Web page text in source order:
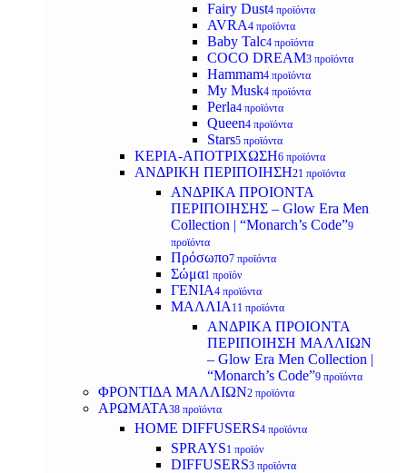
Fairy Dust4 προϊόντα
AVRA4 προϊόντα
Baby Talc4 προϊόντα
COCO DREAM3 προϊόντα
Hammam4 προϊόντα
My Musk4 προϊόντα
Perla4 προϊόντα
Queen4 προϊόντα
Stars5 προϊόντα
ΚΕΡΙΑ-ΑΠΟΤΡΙΧΩΣΗ6 προϊόντα
ΑΝΔΡΙΚΗ ΠΕΡΙΠΟΙΗΣΗ21 προϊόντα
ΑΝΔΡΙΚΑ ΠΡΟΙΟΝΤΑ
ΠΕΡΙΠΟΙΗΣΗΣ – Glow Era Men
Collection | “Monarch’s Code”9
προϊόντα
Πρόσωπο7 προϊόντα
Σώμα1 προϊόν
ΓΕΝΙΑ4 προϊόντα
ΜΑΛΛΙΑ 11 προϊόντα
ΑΝΔΡΙΚΑ ΠΡΟΙΟΝΤΑ
ΠΕΡΙΠΟΙΗΣΗ ΜΑΛΛΙΩΝ
– Glow Era Men Collection |
“Monarch’s Code”9 προϊόντα
ΦΡΟΝΤΙΔΑ ΜΑΛΛΙΩΝ2 προϊόντα
ΑΡΩΜΑΤΑ38 προϊόντα
HOME DIFFUSERS4 προϊόντα
SPRAYS1 προϊόν
DIFFUSERS3 προϊόντα